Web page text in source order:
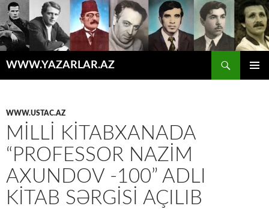
WWW.YAZARLAR.AZ
WWW.USTAC.AZ
MILLI KITABXANADA
“PROFESSOR NAZIM
AXUNDОV -100” ADLI
KITAB SƏRGISI AÇILIB